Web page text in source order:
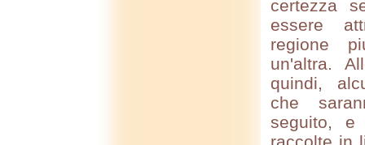
certezza
essere
regione
un'altra.
quindi,
che
seguito,